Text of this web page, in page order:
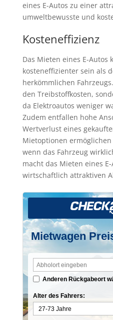
eines E-Autos zu einer
umweltbewusste und
Kosteneffizienz
Das Mieten eines E-Autos
kosteneffizienter sein als
herkömmlichen
den Treibstoffkosten,
da Elektroautos weniger
Zudem entfallen hohe
Wertverlust eines
Mietoptionen
wenn das Fahrzeug
macht das Mieten eines
wirtschaftlich attraktiven
Mietwagen
Anderen Rückgabeort
Alter des Fahrers: